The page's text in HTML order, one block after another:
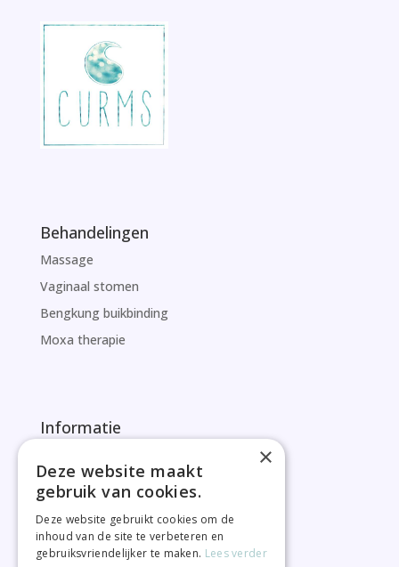
Behandelingen
Massage
Vaginaal stomen
Bengkung buikbinding
Moxa therapie
Informatie
Goed om te weten
Algemene voorwaarden
×
Deze website maakt
gebruik van cookies.
Deze website gebruikt cookies om de
inhoud van de site te verbeteren en
gebruiksvriendelijker te maken. Lees verder